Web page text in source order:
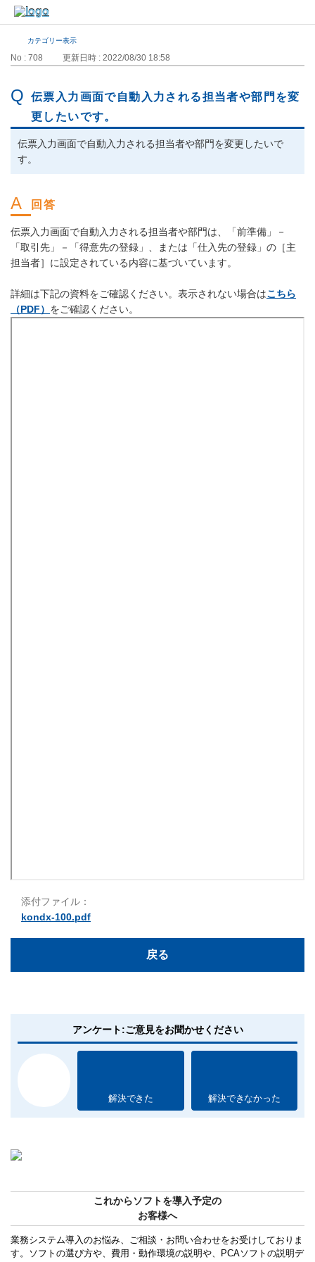
カテゴリー表示
No : 708 更新日時 : 2022/08/30 18:58
伝票入力画面で自動入力される担当者や部門を変
更したいです。
伝票入力画面で自動入力される担当者や部門を変更したいで
す。
伝票入力画面で自動入力される担当者や部門は、「前準備」－
「取引先」－「得意先の登録」、または「仕入先の登録」の［主
担当者］に設定されている内容に基づいています。
詳細は下記の資料をご確認ください。表示されない場合はこちら
（PDF） をご確認ください。
添付ファイル：
kondx-100.pdf
戻る
アンケート:ご意見をお聞かせください
解決できた 解決できなかった
これからソフトを導入予定の
お客様へ
業務システム導入のお悩み、ご相談・お問い合わせをお受けしておりま
す。ソフトの選び方や、費用・動作環境の説明や、PCAソフトの説明デ